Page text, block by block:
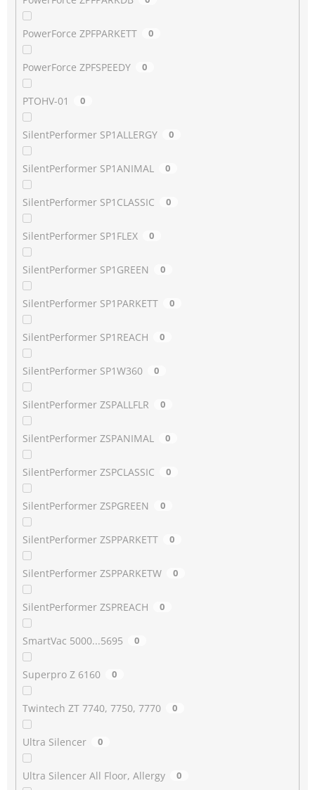
PowerForce ZPFPARKETT 0
PowerForce ZPFSPEEDY 0
PTOHV-01 0
SilentPerformer SP1ALLERGY 0
SilentPerformer SP1ANIMAL 0
SilentPerformer SP1CLASSIC 0
SilentPerformer SP1FLEX 0
SilentPerformer SP1GREEN 0
SilentPerformer SP1PARKETT 0
SilentPerformer SP1REACH 0
SilentPerformer SP1W360 0
SilentPerformer ZSPALLFLR 0
SilentPerformer ZSPANIMAL 0
SilentPerformer ZSPCLASSIC 0
SilentPerformer ZSPGREEN 0
SilentPerformer ZSPPARKETT 0
SilentPerformer ZSPPARKETW 0
SilentPerformer ZSPREACH 0
SmartVac 5000...5695 0
Superpro Z 6160 0
Twintech ZT 7740, 7750, 7770 0
Ultra Silencer 0
Ultra Silencer All Floor, Allergy 0